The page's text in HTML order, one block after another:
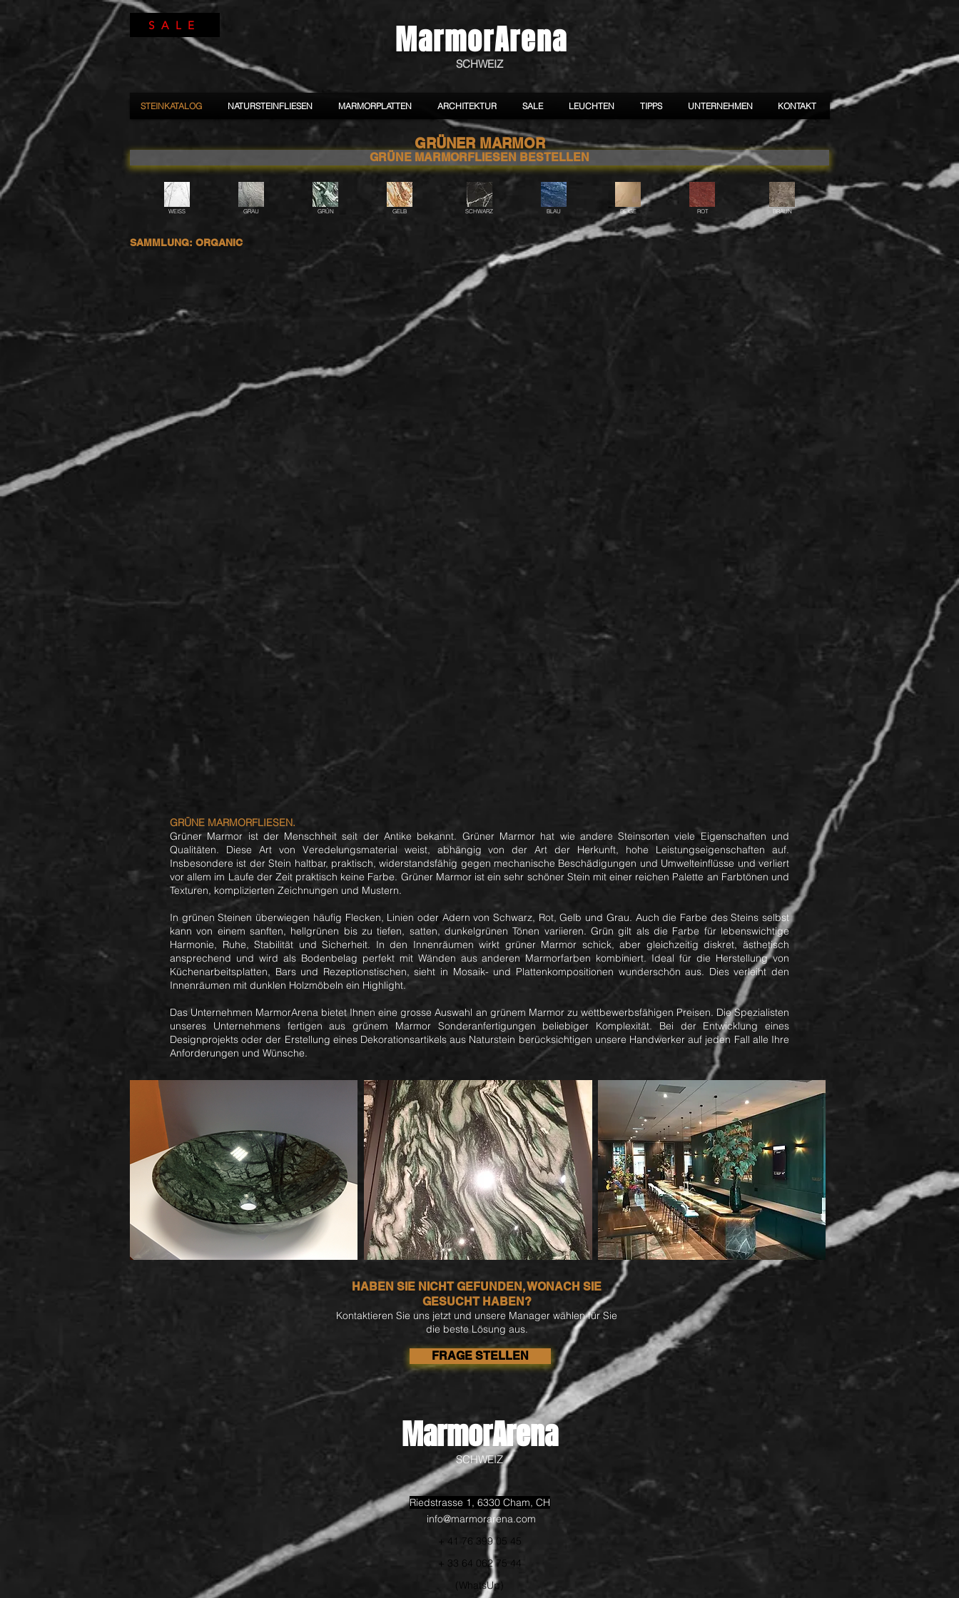
SALE MarmorArena
SCHWEIZ
STEINKATALOG NATURSTEINFLIESEN MARMORPLATTEN ARCHITEKTUR SALE LEUCHTEN TIPPS UNTERNEHMEN KONTAKT
GRÜNE MARMORFLIESEN BESTELLEN
GRÜNER MARMOR
WEISS GRAU GRÜN GELB SCHWARZ BLAU BEIGE ROT BRAUN
SAMMLUNG: ORGANIC
GRÜNE MARMORFLIESEN.
Grüner Marmor ist der Menschheit seit der Antike bekannt. Grüner Marmor hat wie andere Steinsorten viele Eigenschaften und
Qualitäten. Diese Art von Veredelungsmaterial weist, abhängig von der Art der Herkunft, hohe Leistungseigenschaften auf.
Insbesondere ist der Stein haltbar, praktisch, widerstandsfähig gegen mechanische Beschädigungen und Umwelteinflüsse und verliert
vor allem im Laufe der Zeit praktisch keine Farbe. Grüner Marmor ist ein sehr schöner Stein mit einer reichen Palette an Farbtönen und
Texturen, komplizierten Zeichnungen und Mustern.
In grünen Steinen überwiegen häufig Flecken, Linien oder Adern von Schwarz, Rot, Gelb und Grau. Auch die Farbe des Steins selbst
kann von einem sanften, hellgrünen bis zu tiefen, satten, dunkelgrünen Tönen variieren. Grün gilt als die Farbe für lebenswichtige
Harmonie, Ruhe, Stabilität und Sicherheit. In den Innenräumen wirkt grüner Marmor schick, aber gleichzeitig diskret, ästhetisch
ansprechend und wird als Bodenbelag perfekt mit Wänden aus anderen Marmorfarben kombiniert. Ideal für die Herstellung von
Küchenarbeitsplatten, Bars und Rezeptionstischen, sieht in Mosaik- und Plattenkompositionen wunderschön aus. Dies verleiht den
Innenräumen mit dunklen Holzmöbeln ein Highlight.
Das Unternehmen MarmorArena bietet Ihnen eine grosse Auswahl an grünem Marmor zu wettbewerbsfähigen Preisen. Die Spezialisten
unseres Unternehmens fertigen aus grünem Marmor Sonderanfertigungen beliebiger Komplexität. Bei der Entwicklung eines
Designprojekts oder der Erstellung eines Dekorationsartikels aus Naturstein berücksichtigen unsere Handwerker auf jeden Fall alle Ihre
Anforderungen und Wünsche.
HABEN SIE NICHT GEFUNDEN, WONACH SIE
GESUCHT HABEN?
Kontaktieren Sie uns jetzt und unsere Manager wählen für Sie
die beste Lösung aus.
FRAGE STELLEN
MarmorArena​
SCHWEIZ
Riedstrasse 1, 6330 Cham, CH
info@marmorarena.com
+ 41 76 399 05 45
+ 33 64 062 75 44
(WhatsUp)